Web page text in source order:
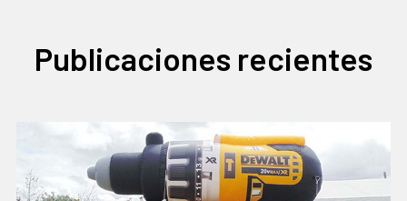
Publicaciones recientes